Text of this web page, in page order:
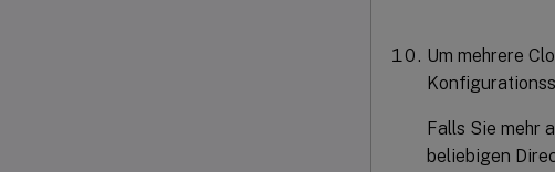
Um mehrere
Falls Sie mehr
beliebigen